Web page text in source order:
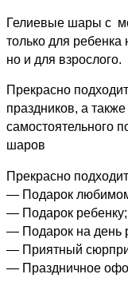
Гелиевые шары с
только для ребенка
но и для взрослого.
Прекрасно
праздников, а
самостоятельного
шаров
Прекрасно
— Подарок
— Подарок ребенку;
— Подарок на день
— Приятный
— Праздничное